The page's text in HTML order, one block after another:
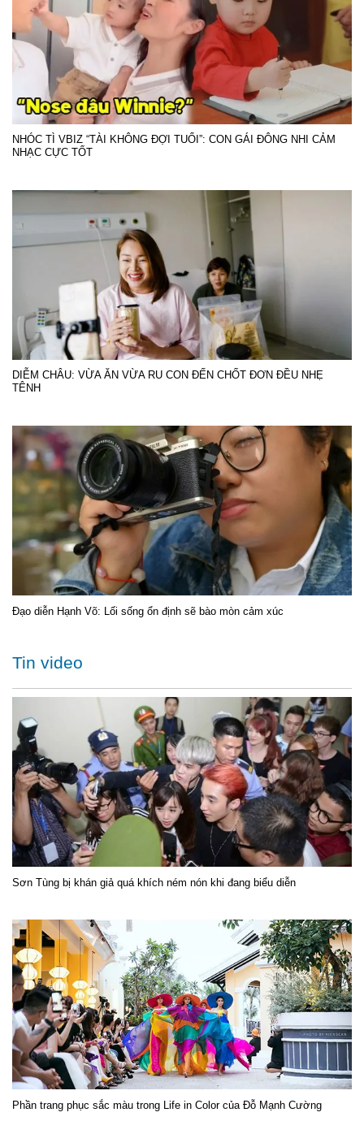
NHÓC TÌ VBIZ “TÀI KHÔNG ĐỢI TUỔI”: CON GÁI ĐÔNG NHI CẢM
NHẠC CỰC TỐT
DIỄM CHÂU: VỪA ĂN VỪA RU CON ĐẾN CHỐT ĐƠN ĐỀU NHẸ
TÊNH
Đạo diễn Hạnh Võ: Lối sống ổn định sẽ bào mòn cảm xúc
Tin video
Sơn Tùng bị khán giả quá khích ném nón khi đang biểu diễn
Phần trang phục sắc màu trong Life in Color của Đỗ Mạnh Cường